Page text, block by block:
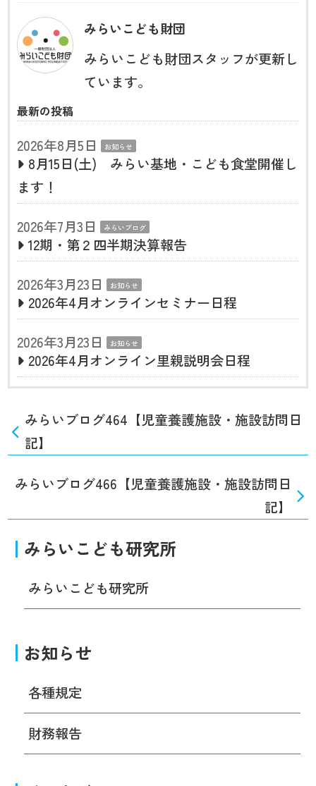
みらいこども財団
みらいこども財団スタッフが更新し
ています。
最新の投稿
2026年8月5日 お知らせ
8月15日(土) みらい基地・こども食堂開催し
ます！
2026年7月3日
みらいブログ
12期・第２四半期決算報告
2026年3月23日
お知らせ
2026年4月オンラインセミナー日程
2026年3月23日
お知らせ
2026年4月オンライン里親説明会日程
みらいブログ464【児童養護施設・施設訪問日
記】
みらいブログ466【児童養護施設・施設訪問日
記】
みらいこども研究所
みらいこども研究所
お知らせ
各種規定
財務報告